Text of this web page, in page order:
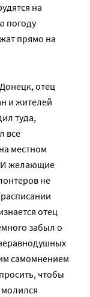
на
погоду
прямо на
отец
и жителей
туда,
все
местном
И желающие
не
отец
забыл о
самомнением
чтобы